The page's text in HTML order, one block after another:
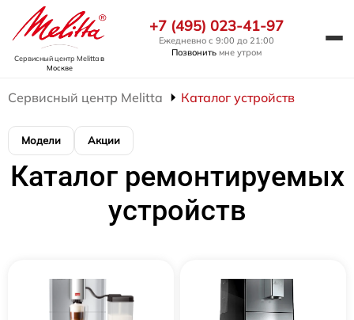
Сервисный центр Melittaв
Москве
+7 (495) 023-41-97
Ежедневно с 9:00 до 21:00
Позвонить мне утром
Сервисный центр Melitta Каталог устройств
Модели Акции
Каталог ремонтируемых
устройств